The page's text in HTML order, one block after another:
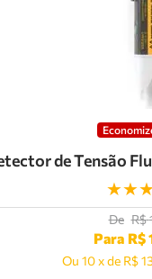
de Tensão
★★
De R$
Para R$
Ou 10xde R$